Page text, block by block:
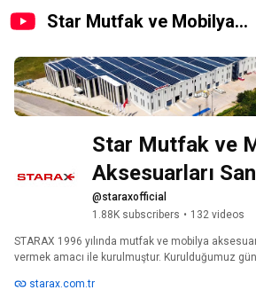
Star Mutfak ve Mobilya
Star Mutfak ve
Aksesuarları
@staraxofficial
1.88K subscribers • 132 videos
STARAX 1996 yılında mutfak ve mobilya
vermek amacı ile kurulmuştur. Kurulduğumuz
çalışanlarımıza saygı bilinciyle 27. yılımızda
starax.com.tr